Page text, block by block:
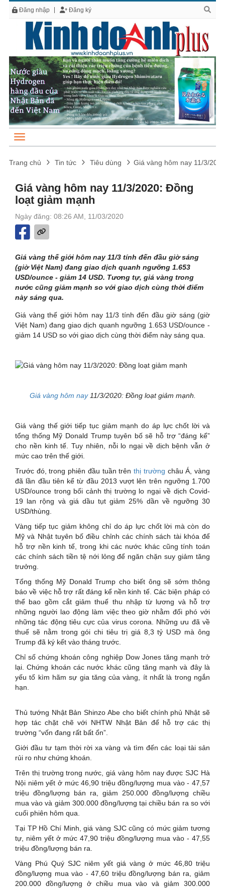
Đăng nhập Đăng ký
Trang chủ Tin tức Tiêu dùng Giá vàng hôm nay 11/3/
Giá vàng hôm nay 11/3/2020: Đồng
loạt giảm mạnh
Ngày đăng: 08:26 AM, 11/03/2020
Giá vàng thế giới hôm nay 11/3 tính đến đầu giờ sáng
(giờ Việt Nam) đang giao dịch quanh ngưỡng 1.653
USD/ounce - giảm 14 USD. Tương tự, giá vàng trong
nước cũng giảm mạnh so với giao dịch cùng thời điểm
này sáng qua.
Giá vàng thế giới hôm nay 11/3 tính đến đầu giờ sáng (giờ
Việt Nam) đang giao dịch quanh ngưỡng 1.653 USD/ounce -
giảm 14 USD so với giao dịch cùng thời điểm này sáng qua.
Giá vàng hôm nay11/3/2020: Đồng loạt giảm mạnh.
Giá vàng thế giới tiếp tục giảm mạnh do áp lực chốt lời và
tổng thống Mỹ Donald Trump tuyên bố sẽ hỗ trợ “đáng kể”
cho nền kinh tế. Tuy nhiên, nỗi lo ngại về dịch bệnh vẫn ở
mức cao trên thế giới.
Trước đó, trong phiên đầu tuần trênthị trường châu Á, vàng
đã lần đầu tiên kể từ đầu 2013 vượt lên trên ngưỡng 1.700
USD/ounce trong bối cảnh thị trường lo ngại về dịch Covid-
19 lan rộng và giá dầu tụt giảm 25% dần về ngưỡng 30
USD/thùng.
Vàng tiếp tục giảm không chỉ do áp lực chốt lời mà còn do
Mỹ và Nhật tuyên bố điều chỉnh các chính sách tài khóa để
hỗ trợ nền kinh tế, trong khi các nước khác cũng tính toán
các chính sách tiền tệ nới lỏng để ngăn chặn suy giảm tăng
trưởng.
Tổng thống Mỹ Donald Trump cho biết ông sẽ sớm thông
báo về việc hỗ trợ rất đáng kể nền kinh tế. Các biện pháp có
thể bao gồm cắt giảm thuế thu nhập từ lương và hỗ trợ
những người lao động làm việc theo giờ nhằm đối phó với
những tác động tiêu cực của virus corona. Những ưu đã về
thuế sẽ nằm trong gói chi tiêu trị giá 8,3 tỷ USD mà ông
Trump đã ký kết vào tháng trước.
Chỉ số chứng khoán công nghiệp Dow Jones tăng mạnh trở
lại. Chứng khoán các nước khác cũng tăng mạnh và đây là
yếu tố kìm hãm sự gia tăng của vàng, ít nhất là trong ngắn
hạn.
Thủ tướng Nhật Bản Shinzo Abe cho biết chính phủ Nhật sẽ
hợp tác chặt chẽ với NHTW Nhật Bản để hỗ trợ các thị
trường “vốn đang rất bất ổn”.
Giới đầu tư tạm thời rời xa vàng và tìm đến các loại tài sản
rủi ro như chứng khoán.
Trên thị trường trong nước, giá vàng hôm nay được SJC Hà
Nội niêm yết ở mức 46,90 triệu đồng/lượng mua vào - 47,57
triệu đồng/lượng bán ra, giảm 250.000 đồng/lượng chiều
mua vào và giảm 300.000 đồng/lượng tại chiều bán ra so với
cuối phiên hôm qua.
Tại TP Hồ Chí Minh, giá vàng SJC cũng có mức giảm tương
tự, niêm yết ở mức 47,90 triệu đồng/lượng mua vào - 47,55
triệu đồng/lượng bán ra.
Vàng Phú Quý SJC niêm yết giá vàng ở mức 46,80 triệu
đồng/lượng mua vào - 47,60 triệu đồng/lượng bán ra, giảm
200.000 đồng/lượng ở chiều mua vào và giảm 300.000